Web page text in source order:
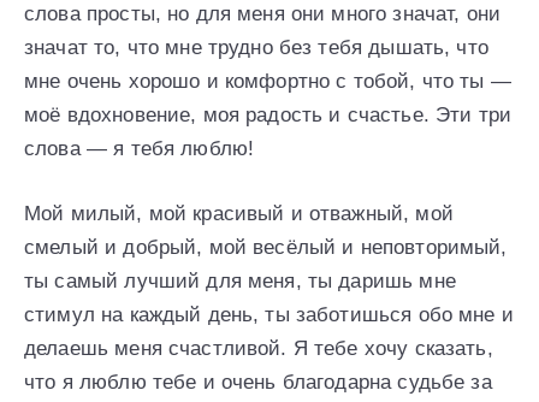
слова просты, но для меня они много значат, они
значат то, что мне трудно без тебя дышать, что
мне очень хорошо и комфортно с тобой, что ты —
моё вдохновение, моя радость и счастье. Эти три
слова — я тебя люблю!
Мой милый, мой красивый и отважный, мой
смелый и добрый, мой весёлый и неповторимый,
ты самый лучший для меня, ты даришь мне
стимул на каждый день, ты заботишься обо мне и
делаешь меня счастливой. Я тебе хочу сказать,
что я люблю тебе и очень благодарна судьбе за